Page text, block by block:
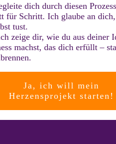
dich durch diesen
für Schritt. Ich glaube an
tust.
zeige dir, wie du aus deiner
machst, das dich erfüllt –
Ja, ich will mein
Herzensprojekt starten!